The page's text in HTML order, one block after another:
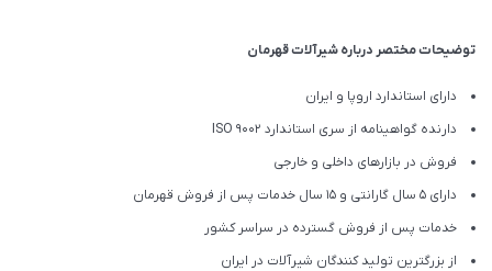
توضیحات مختصر درباره شیرآلات قهرمان
دارای استاندارد اروپا و ایران
دارنده گواهینامه از سری استاندارد ISO 9002
فروش در بازارهای داخلی و خارجی
دارای 5 سال گارانتی و 15 سال خدمات پس از فروش قهرمان
خدمات پس از فروش گسترده در سراسر کشور
از بزرگترین تولید کنندگان شیرآلات در ایران